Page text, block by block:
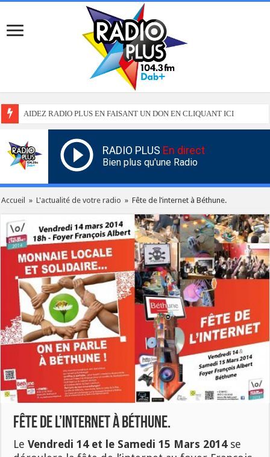
AIDEZ RADIO PLUS EN FAISANT UN DON EN CLIQUANT ICI
RADIO PLUS En direct
Bien plus qu'une Radio
Accueil » L'actualité de votre radio » Fête de l’internet à Béthune.
Fête de l’internet à Béthune.
LeVendredi 14 et le Samedi 15 Mars 2014se